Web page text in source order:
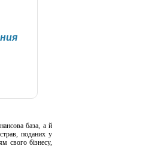
база, а й
поданих у
свого бізнесу,